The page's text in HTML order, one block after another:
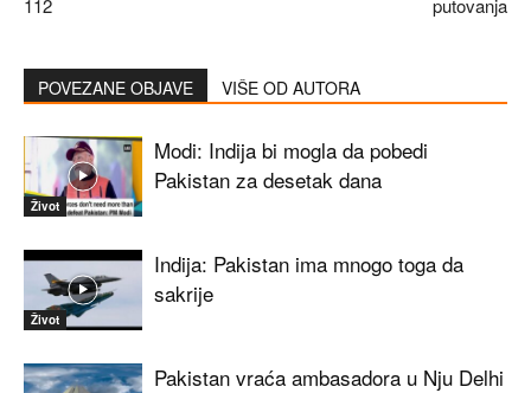
POVEZANE OBJAVE VIŠE OD AUTORA
Život
Modi: Indija bi mogla da pobedi
Pakistan za desetak dana
Život
Indija: Pakistan ima mnogo toga da
sakrije
Pakistan vraća ambasadora u Nju Delhi